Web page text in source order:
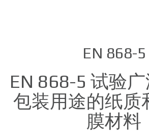
EN 868-5
EN 868-5 试验
包装用途的纸质
膜材料